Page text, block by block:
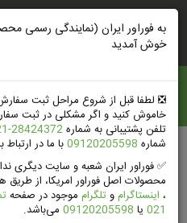
به فوراور ایران (نمایندگی رسمی
خوش آمدید
❎️ لطفا قبل از شروع مراحل ثبت
خاموش کنید و اگر مشکلی در ثبت
تلفن پشتیبانی به شماره28424372-021
شماره 09120205598با ما در ارتباط
✅ فوراور ایران شعبه و سایت دیگری
محصولات اصل فوراور امریکا، از
، اینستاگرامو تلگرام موجود در صفحه
021 یا 09120205598 می‌باشد.